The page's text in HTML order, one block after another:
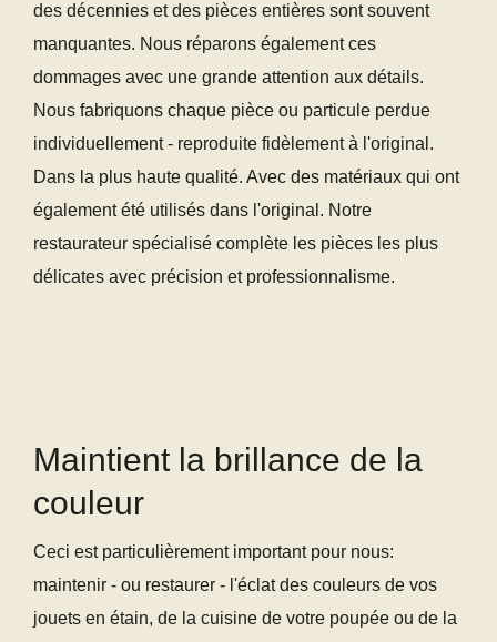
des décennies et des pièces entières sont souvent
manquantes. Nous réparons également ces
dommages avec une grande attention aux détails.
Nous fabriquons chaque pièce ou particule perdue
individuellement - reproduite fidèlement à l'original.
Dans la plus haute qualité. Avec des matériaux qui ont
également été utilisés dans l'original. Notre
restaurateur spécialisé complète les pièces les plus
délicates avec précision et professionnalisme.
Maintient la brillance de la
couleur
Ceci est particulièrement important pour nous:
maintenir - ou restaurer - l'éclat des couleurs de vos
jouets en étain, de la cuisine de votre poupée ou de la